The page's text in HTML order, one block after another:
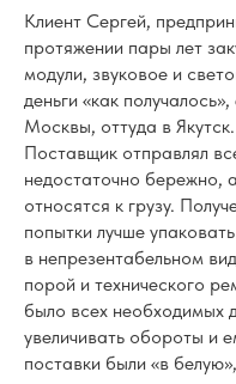
Клиент Сергей,
протяжении пары лет
модули, звуковое и
деньги «как
Москвы, оттуда в Якутск.
Поставщик отправлял
недостаточно бережно,
относятся к грузу.
попытки лучше
в непрезентабельном
порой и технического
было всех необходимых
увеличивать обороты и
поставки были «в